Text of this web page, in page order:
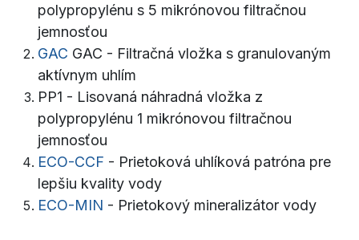
polypropylénu s 5 mikrónovou filtračnou
jemnosťou
GAC GAC - Filtračná vložka s granulovaným
aktívnym uhlím
PP1 - Lisovaná náhradná vložka z
polypropylénu 1 mikrónovou filtračnou
jemnosťou
ECO-CCF - Prietoková uhlíková patróna pre
lepšiu kvality vody
ECO-MIN - Prietokový mineralizátor vody